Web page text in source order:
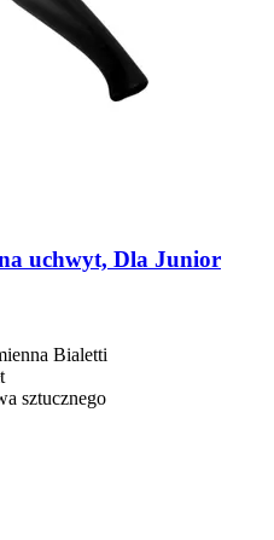
uchwyt, Dla Junior
Bialetti
sztucznego